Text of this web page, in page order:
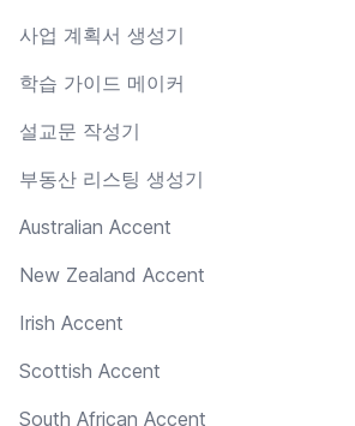
사업 계획서 생성기
학습 가이드 메이커
설교문 작성기
부동산 리스팅 생성기
Australian Accent
New Zealand Accent
Irish Accent
Scottish Accent
South African Accent